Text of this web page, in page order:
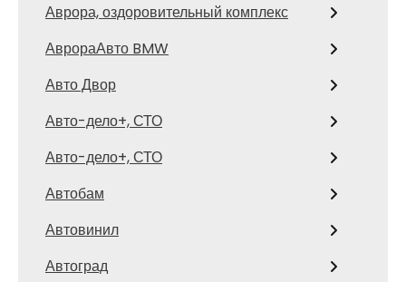
Аврора, оздоровительный комплекс
АврораАвто BMW
Авто Двор
Авто-дело+, СТО
Авто-дело+, СТО
Автобам
Автовинил
Автоград